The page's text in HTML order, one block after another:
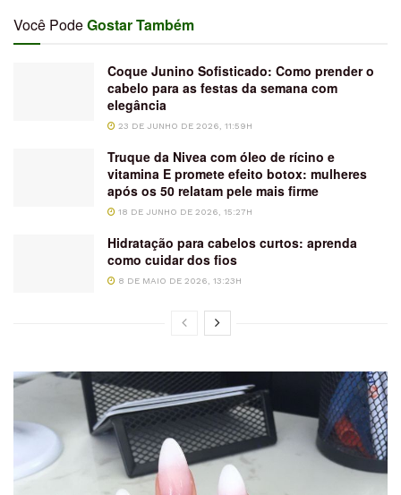
Você PodeGostar Também
Coque Junino Sofisticado: Como prender o
cabelo para as festas da semana com
elegância
23 DE JUNHO DE 2026, 11:59H
Truque da Nivea com óleo de rícino e
vitamina E promete efeito botox: mulheres
após os 50 relatam pele mais firme
18 DE JUNHO DE 2026, 15:27H
Hidratação para cabelos curtos: aprenda
como cuidar dos fios
8 DE MAIO DE 2026, 13:23H